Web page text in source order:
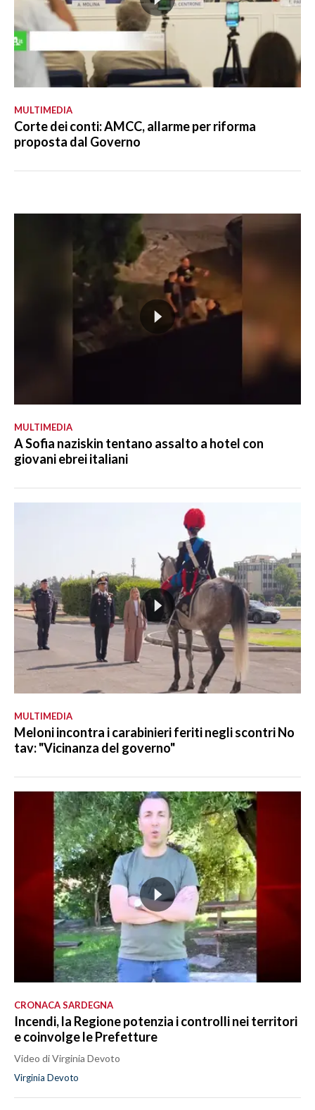
MULTIMEDIA
Corte dei conti: AMCC, allarme per riforma
proposta dal Governo
MULTIMEDIA
A Sofia naziskin tentano assalto a hotel con
giovani ebrei italiani
MULTIMEDIA
Meloni incontra i carabinieri feriti negli scontri No
tav: "Vicinanza del governo"
CRONACA SARDEGNA
Incendi, la Regione potenzia i controlli nei territori
e coinvolge le Prefetture
Video di Virginia Devoto
Virginia Devoto